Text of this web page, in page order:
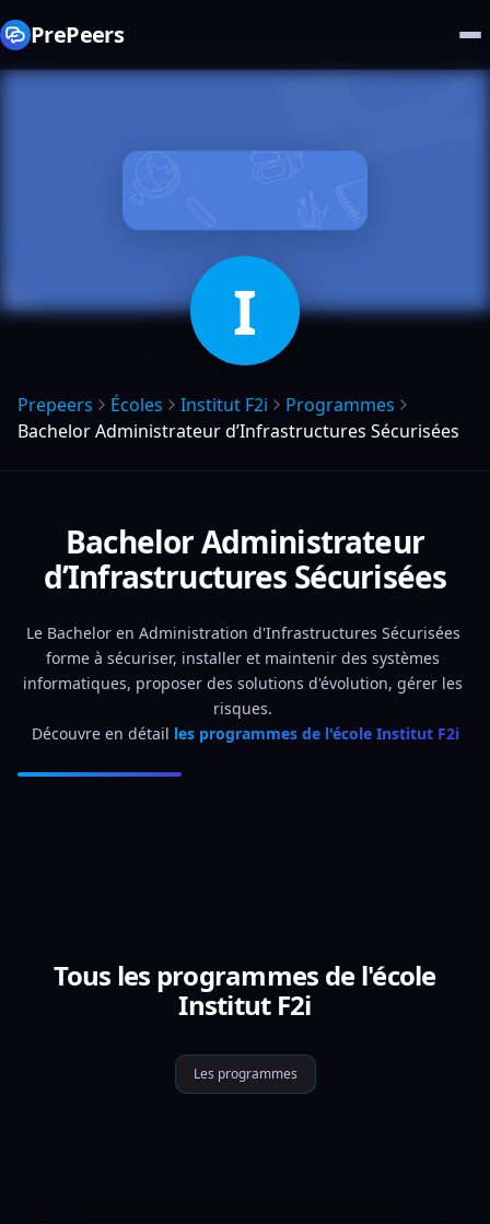
PrePeers
I
Prepeers Écoles Institut F2i
Programmes
Bachelor Administrateur d’Infrastructures Sécurisées
Bachelor Administrateur
d’Infrastructures Sécurisées
Le Bachelor en Administration d'Infrastructures Sécurisées
forme à sécuriser, installer et maintenir des systèmes
informatiques, proposer des solutions d'évolution, gérer les
risques.
Découvre en détail les programmes de l'école Institut F2i
Tous les programmes de l'école
Institut F2i
Les programmes